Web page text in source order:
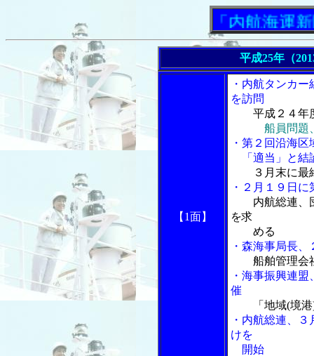
「内航海運新聞」
平成25年（
【1面】
・内航タンカ
を訪問
平成２４年
船員問題
・第２回沿海
「適当」と結
３月末に最
・２月１９日
内航総連、
を求
める
・森海事局長
船舶管理会
・海事振興連
催
「地域(境
・内航総連、
けを
開始